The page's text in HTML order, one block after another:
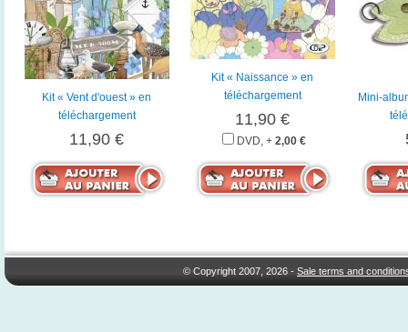
Kit « Vent d'ouest » en
téléchargement
11,90 €
Kit « Naissance » en
téléchargement
11,90 €
DVD, + 2,00 €
Mini-
© Copyright 2007, 2026 -Sale terms and